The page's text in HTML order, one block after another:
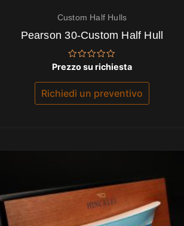
Custom Half Hulls
Pearson 30-Custom Half Hull
Valutato
su
5
Prezzo su richiesta
Richiedi un preventivo